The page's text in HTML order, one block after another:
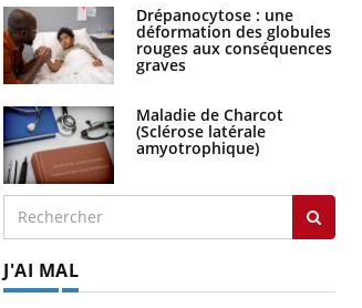
Drépanocytose : une
déformation des globules
rouges aux conséquences
graves
Maladie de Charcot
(Sclérose latérale
amyotrophique)
J'AI MAL